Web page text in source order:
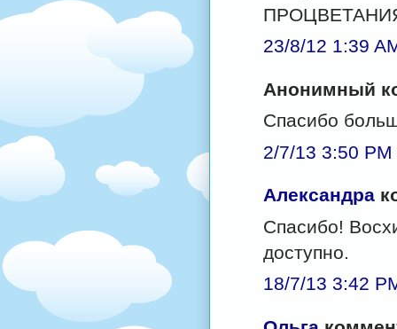
23/8/12 1:39
Анонимный
Спасибо
2/7/13 3:50 PM
Александра
Спасибо!
доступно.
18/7/13 3:42